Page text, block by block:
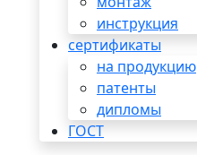
инструкция
сертификаты
на продукцию
патенты
дипломы
ГОСТ